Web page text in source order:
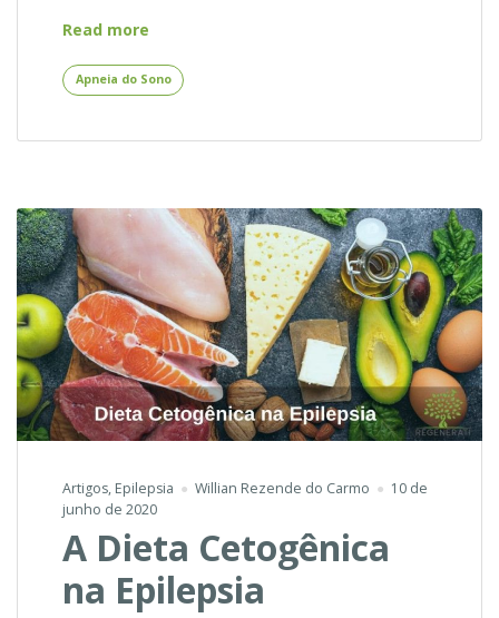
Read more
na
cama
Apneia do Sono
Artigos, Epilepsia Willian Rezende do Carmo
10 de
junho de 2020
A Dieta Cetogênica
na Epilepsia